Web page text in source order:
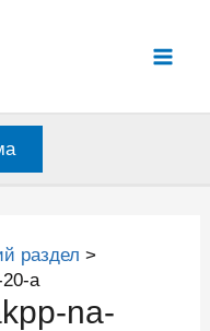
раздел
a
na-